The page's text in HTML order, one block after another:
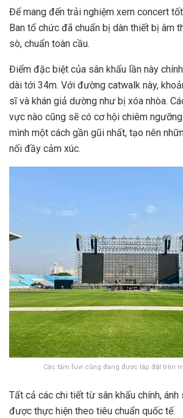
Để mang đến trải nghiệm xem concert
Ban tổ chức đã chuẩn bị dàn thiết bị âm
sò, chuẩn toàn cầu.
Điểm đặc biệt của sân khấu lần này
dài tới 34m. Với đường catwalk này,
sĩ và khán giả dường như bị xóa nhòa.
vực nào cũng sẽ có cơ hội chiêm
mình một cách gần gũi nhất, tạo nên
nối đầy cảm xúc.
Các tấm fuvi cũng đang được lắp đặt trên
Tất cả các chi tiết từ sân khấu chính, ánh
được thực hiện theo tiêu chuẩn quốc tế.